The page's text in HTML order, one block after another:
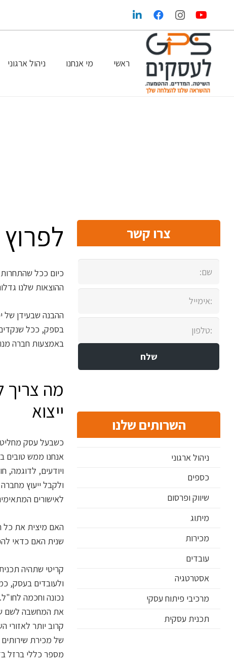
ראשי מי אנחנו ניהול ארגוני
כיום ככל
ההוצאות שלנו
ההבנה שבעידן של
בספק, ככל שנקדים
באמצעות חברה
מה צריך
ייצוא
כשבעל עסק מחליט
אנחנו ממש טובים
ויודעים, לדוגמה,
ולקבל ייעוץ
לאישורים
האם מיצית את כל
שנית האם כדאי
קריטי שתהיה
ולעובדים בעסק,
נכונה וחכמה
את המחשבה לשם
קרוב יותר
של מכירת
מספר כללי ברזל
צרו קשר
השרותים שלנו
ניהול ארגוני
כספים
שיווק ופרסום
מיתוג
מכירות
עובדים
אסטרטגיה
מרכיבי פיתוח עסקי
תכנית עסקית